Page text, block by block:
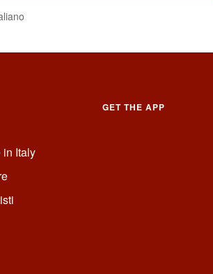
in Italy
GET THE APP